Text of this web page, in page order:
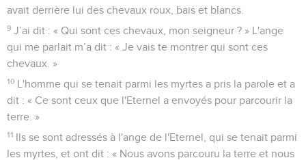
avait derrière lui des chevaux roux, bais et blancs.
9 J’ai dit : « Qui sont ces chevaux, mon seigneur ? » L'ange
qui me parlait m’a dit : « Je vais te montrer qui sont ces
chevaux. »
10 L'homme qui se tenait parmi les myrtes a pris la parole et a
dit : « Ce sont ceux que l'Eternel a envoyés pour parcourir la
terre. »
11 Ils se sont adressés à l'ange de l'Eternel, qui se tenait parmi
les myrtes, et ont dit : « Nous avons parcouru la terre et nous